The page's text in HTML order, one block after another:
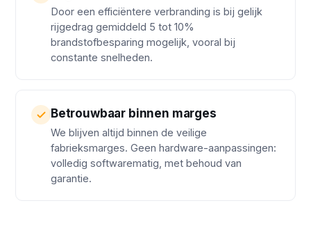
Door een efficiëntere verbranding is bij gelijk
rijgedrag gemiddeld 5 tot 10%
brandstofbesparing mogelijk, vooral bij
constante snelheden.
Betrouwbaar binnen marges
We blijven altijd binnen de veilige
fabrieksmarges. Geen hardware-aanpassingen:
volledig softwarematig, met behoud van
garantie.